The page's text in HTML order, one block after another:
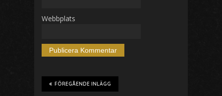
Webbplats
FÖREGÅENDE INLÄGG